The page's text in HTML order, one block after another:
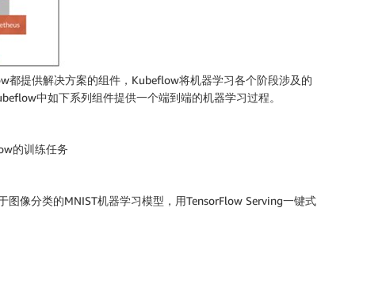
都提供解决方案的组件，Kubeflow将机器学习各个阶段涉及的
中如下系列组件提供一个端到端的机器学习过程。
的训练任务
像分类的MNIST机器学习模型，用TensorFlow Serving一键式